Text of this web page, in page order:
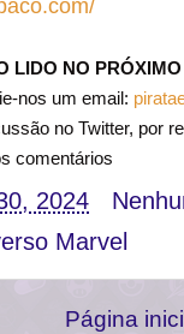
LIDO NO
nos um email:
no Twitter, por
comentários
2024
Marvel
Página